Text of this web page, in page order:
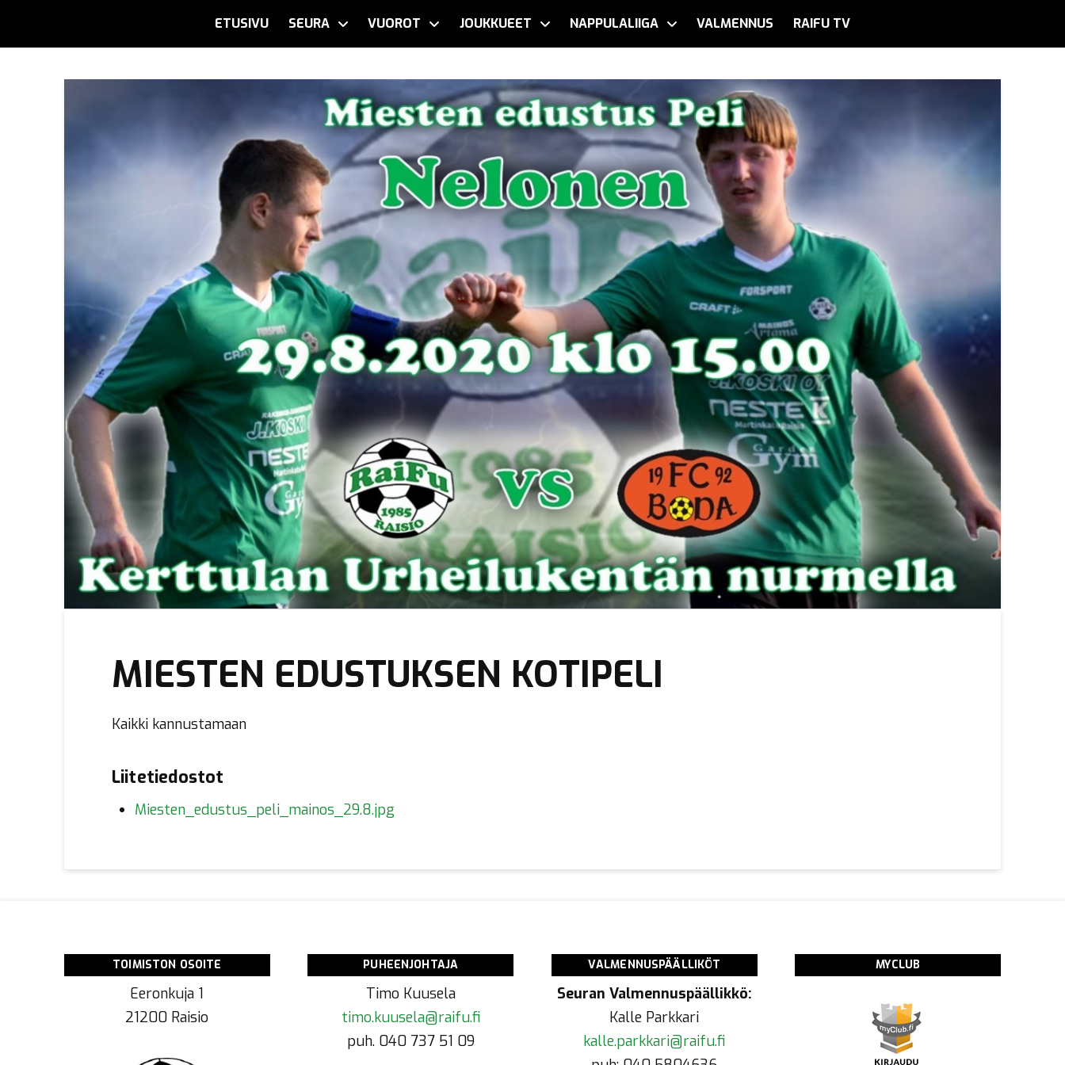
ETUSIVU SEURA VUOROT JOUKKUEET NAPPULALIIGA VALMENNUS RAIFU TV
MIESTEN EDUSTUKSEN KOTIPELI
Kaikki kannustamaan
Liitetiedostot
Miesten_edustus_peli_mainos_29.8.jpg
TOIMISTON OSOITE
Eeronkuja 1
21200 Raisio
PUHEENJOHTAJA
Timo Kuusela
timo.kuusela@raifu.fi
puh. 040 737 51 09
VALMENNUSPÄÄLLIKÖT
Seuran Valmennuspäällikkö:
Kalle Parkkari
kalle.parkkari@raifu.fi
MYCLUB